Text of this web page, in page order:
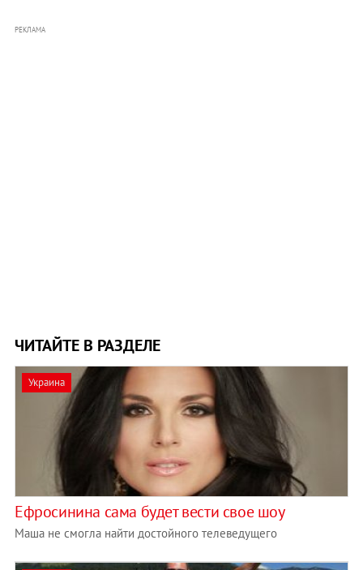
РЕКЛАМА
ЧИТАЙТЕ В РАЗДЕЛЕ
Украина
Ефросинина сама будет вести свое шоу
Маша не смогла найти достойного телеведущего